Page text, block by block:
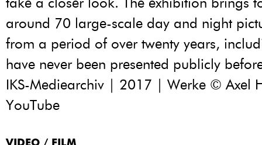
around 70 large-scale day and night
from a period of over twenty years,
have never been presented publicly
IKS-Mediearchiv | 2017 | Werke © Axel
YouTube